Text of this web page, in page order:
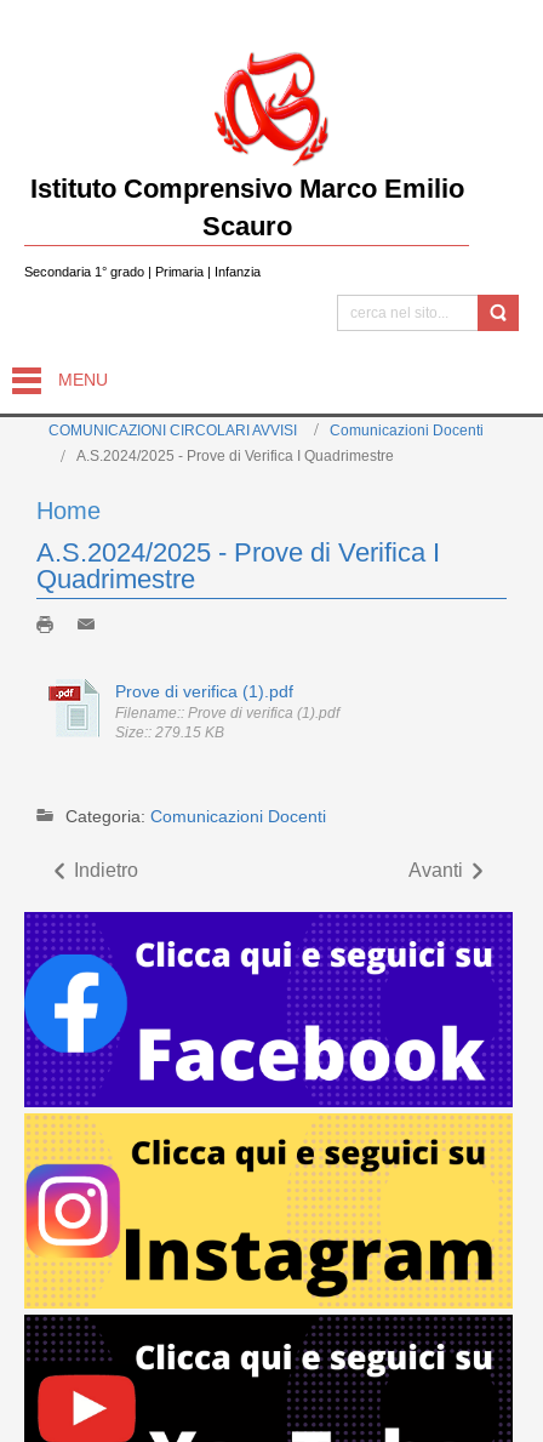
Istituto Comprensivo Marco Emilio
Scauro
Secondaria 1° grado | Primaria | Infanzia
MENU
COMUNICAZIONI CIRCOLARI AVVISI
Comunicazioni Docenti
A.S.2024/2025 - Prove di Verifica I Quadrimestre
Home
A.S.2024/2025 - Prove di Verifica I
Quadrimestre
Prove di verifica (1).pdf
Filename:: Prove di verifica (1).pdf
Size:: 279.15 KB
Categoria: Comunicazioni Docenti
Indietro Avanti